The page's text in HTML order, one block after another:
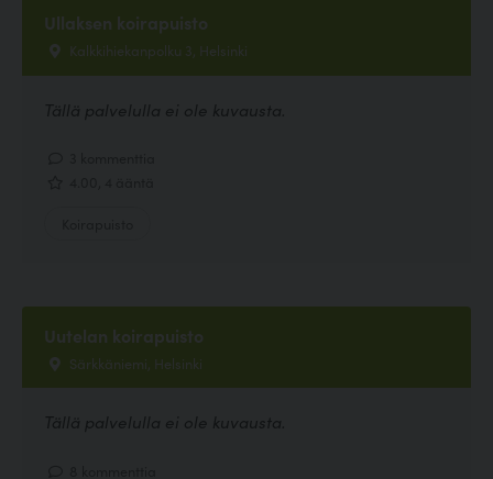
Ullaksen koirapuisto
Kalkkihiekanpolku 3, Helsinki
Tällä palvelulla ei ole kuvausta.
Uutelan koirapuisto
Särkkäniemi, Helsinki
Tällä palvelulla ei ole kuvausta.